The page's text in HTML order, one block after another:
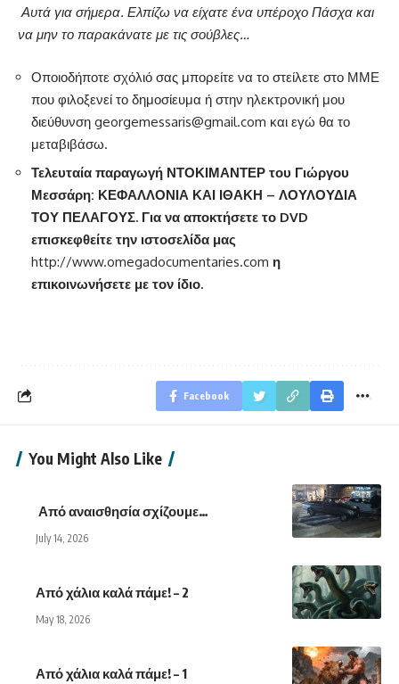
Αυτά για σήμερα. Ελπίζω να είχατε ένα υπέροχο Πάσχα και
να μην το παρακάνατε με τις σούβλες…
Οποιοδήποτε σχόλιό σας μπορείτε να το στείλετε στο ΜΜΕ
που φιλοξενεί το δημοσίευμα ή στην ηλεκτρονική μου
διεύθυνση georgemessaris@gmail.com και εγώ θα το
μεταβιβάσω.
Τελευταία παραγωγή ΝΤΟΚΙΜΑΝΤΕΡ του Γιώργου
Μεσσάρη: ΚΕΦΑΛΛΟΝΙΑ ΚΑΙ ΙΘΑΚΗ – ΛΟΥΛΟΥΔΙΑ
ΤΟΥ ΠΕΛΑΓΟΥΣ. Για να αποκτήσετε το DVD
επισκεφθείτε την ιστοσελίδα μας
http://www.omegadocumentaries.com η
επικοινωνήσετε με τον ίδιο.
Facebook
You Might Also Like
Από αναισθησία σχίζουμε…
July 14, 2026
Από χάλια καλά πάμε! – 2
May 18, 2026
Από χάλια καλά πάμε! – 1